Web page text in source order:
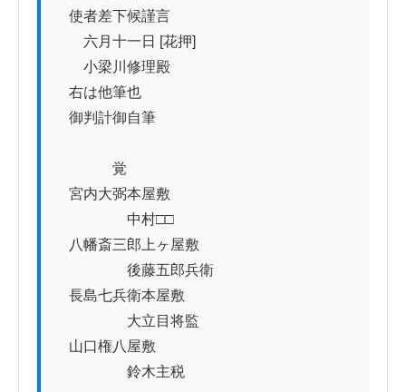
使者差下候謹言
六月十一日 [花押]
小梁川修理殿
右は他筆也
御判計御自筆
覚
宮内大弼本屋敷
中村□□
八幡斎三郎上ヶ屋敷
後藤五郎兵衛
長島七兵衛本屋敷
大立目将監
山口権八屋敷
鈴木主税